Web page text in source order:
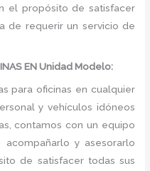
el propósito de satisfacer
de requerir un servicio de
EN Unidad Modelo:
para oficinas en cualquier
y vehículos idóneos
contamos con un equipo
y asesorarlo
de satisfacer todas sus